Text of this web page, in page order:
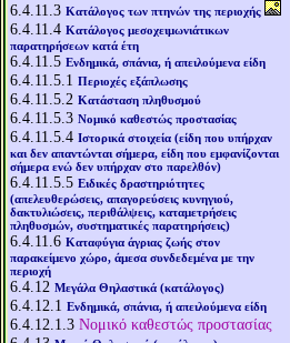
6.4.11.3 Κατάλογος των πτηνών της περιοχής
6.4.11.4 Κατάλογος μεσοχειμωνιάτικων
παρατηρήσεων κατά έτη
6.4.11.5 Ενδημικά, σπάνια, ή απειλούμενα είδη
6.4.11.5.1 Περιοχές εξάπλωσης
6.4.11.5.2 Κατάσταση πληθυσμού
6.4.11.5.3 Νομικό καθεστώς προστασίας
6.4.11.5.4 Ιστορικά στοιχεία (είδη που υπήρχαν
και δεν απαντώνται σήμερα, είδη που εμφανίζονται
σήμερα ενώ δεν υπήρχαν στο παρελθόν)
6.4.11.5.5 Ειδικές δραστηριότητες
(απελευθερώσεις, απαγορεύσεις κυνηγιού,
δακτυλιώσεις, περιθάλψεις, καταμετρήσεις
πληθυσμών, συστηματικές παρατηρήσεις)
6.4.11.6 Καταφύγια άγριας ζωής στον
παρακείμενο χώρο, άμεσα συνδεδεμένα με την
περιοχή
6.4.12 Μεγάλα Θηλαστικά (κατάλογος)
6.4.12.1 Ενδημικά, σπάνια, ή απειλούμενα είδη
6.4.12.1.3 Νομικό καθεστώς προστασίας